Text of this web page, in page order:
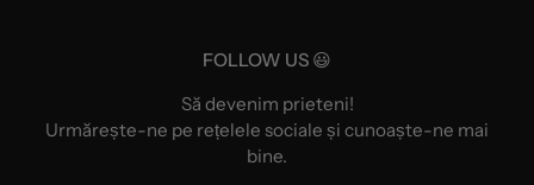
FOLLOW US 😃
Să devenim prieteni!
Urmărește-ne pe rețelele sociale și cunoaște-ne mai
bine.